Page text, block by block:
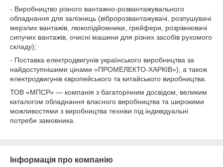
- Виробництво різного вантажно-розвантажувального
обладнання для залізниць (вібророзвантажувачі, розпушувачі
мерзлих вантажів, люкопідйомники, грейфери, розрівнювачі
сипучих вантажів, очисні машини для різних засобів рухомого
складу);
- Поставка електродвигунів українського виробництва за
найдоступнішими цінами «ПРОМЕЛЕКТО-ХАРКІВ»), а також
електродвигунів європейського та китайського виробництва.
ТОВ «МПСР» — компанія з багаторічним досвідом, великим
каталогом обладнання власного виробництва та широкими
можливостями з виробництва техніки під індивідуальні
потреби замовника.
Інформація про компанію